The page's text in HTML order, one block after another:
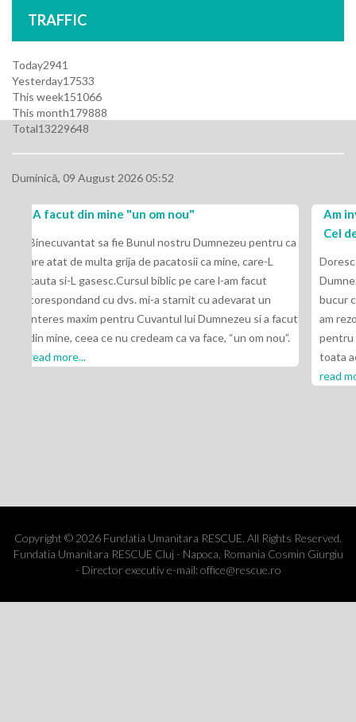
TRAFFIC
Today2941
Yesterday17533
This week151066
This month179888
Total13229648
Duminică, 09 August 2026 05:52
Dumnezeu pentru ca
ca mine, care-L
pe care l-am facut
cu adevarat un
lui Dumnezeu si a facut
ca va face, “un om nou”.
Am invatat ca sunt doua lucruri pe
Cel de sus de la noi: pocainta si
Doresc ca aceste randuri sa va gaseasca
Dumnezeu si pacea Sa cereasca sa va
bucur ca am primit cuvinte de lauda
am rezolvat cursurile. Ii multumesc
pentru toate invataturile Sale pe care mi
toata aceasta perioada de cand sunt aici
Copyright © 2026 Fundatia Umanitara RESCUE. All Rights Reserved.
Fundatia Umanitara RESCUE Cluj - Napoca, Romania Cosmin Giurgiu
- Director executiv e-mail: office@rescue.ro